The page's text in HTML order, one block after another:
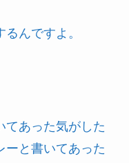
んですよ。
てあった気がした
ーと書いてあった